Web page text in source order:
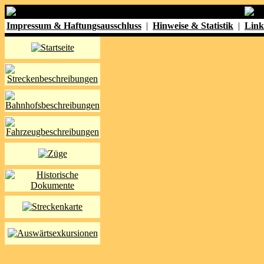
Impressum & Haftungsausschluss | Hinweise & Statistik |